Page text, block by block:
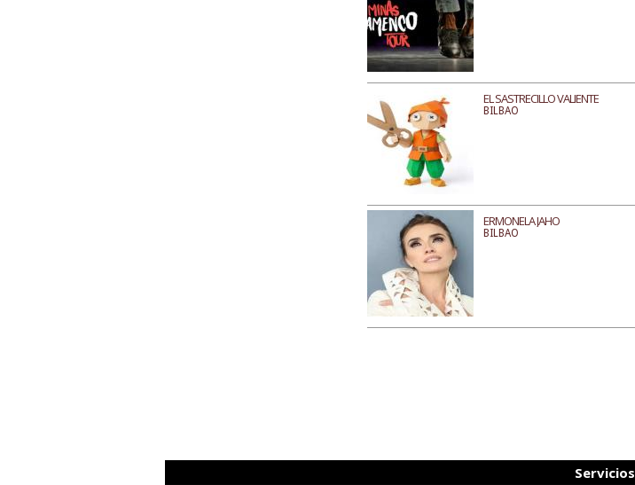
EL SASTRECILLO VALIENTE
BILBAO
ERMONELA JAHO
BILBAO
Servicios